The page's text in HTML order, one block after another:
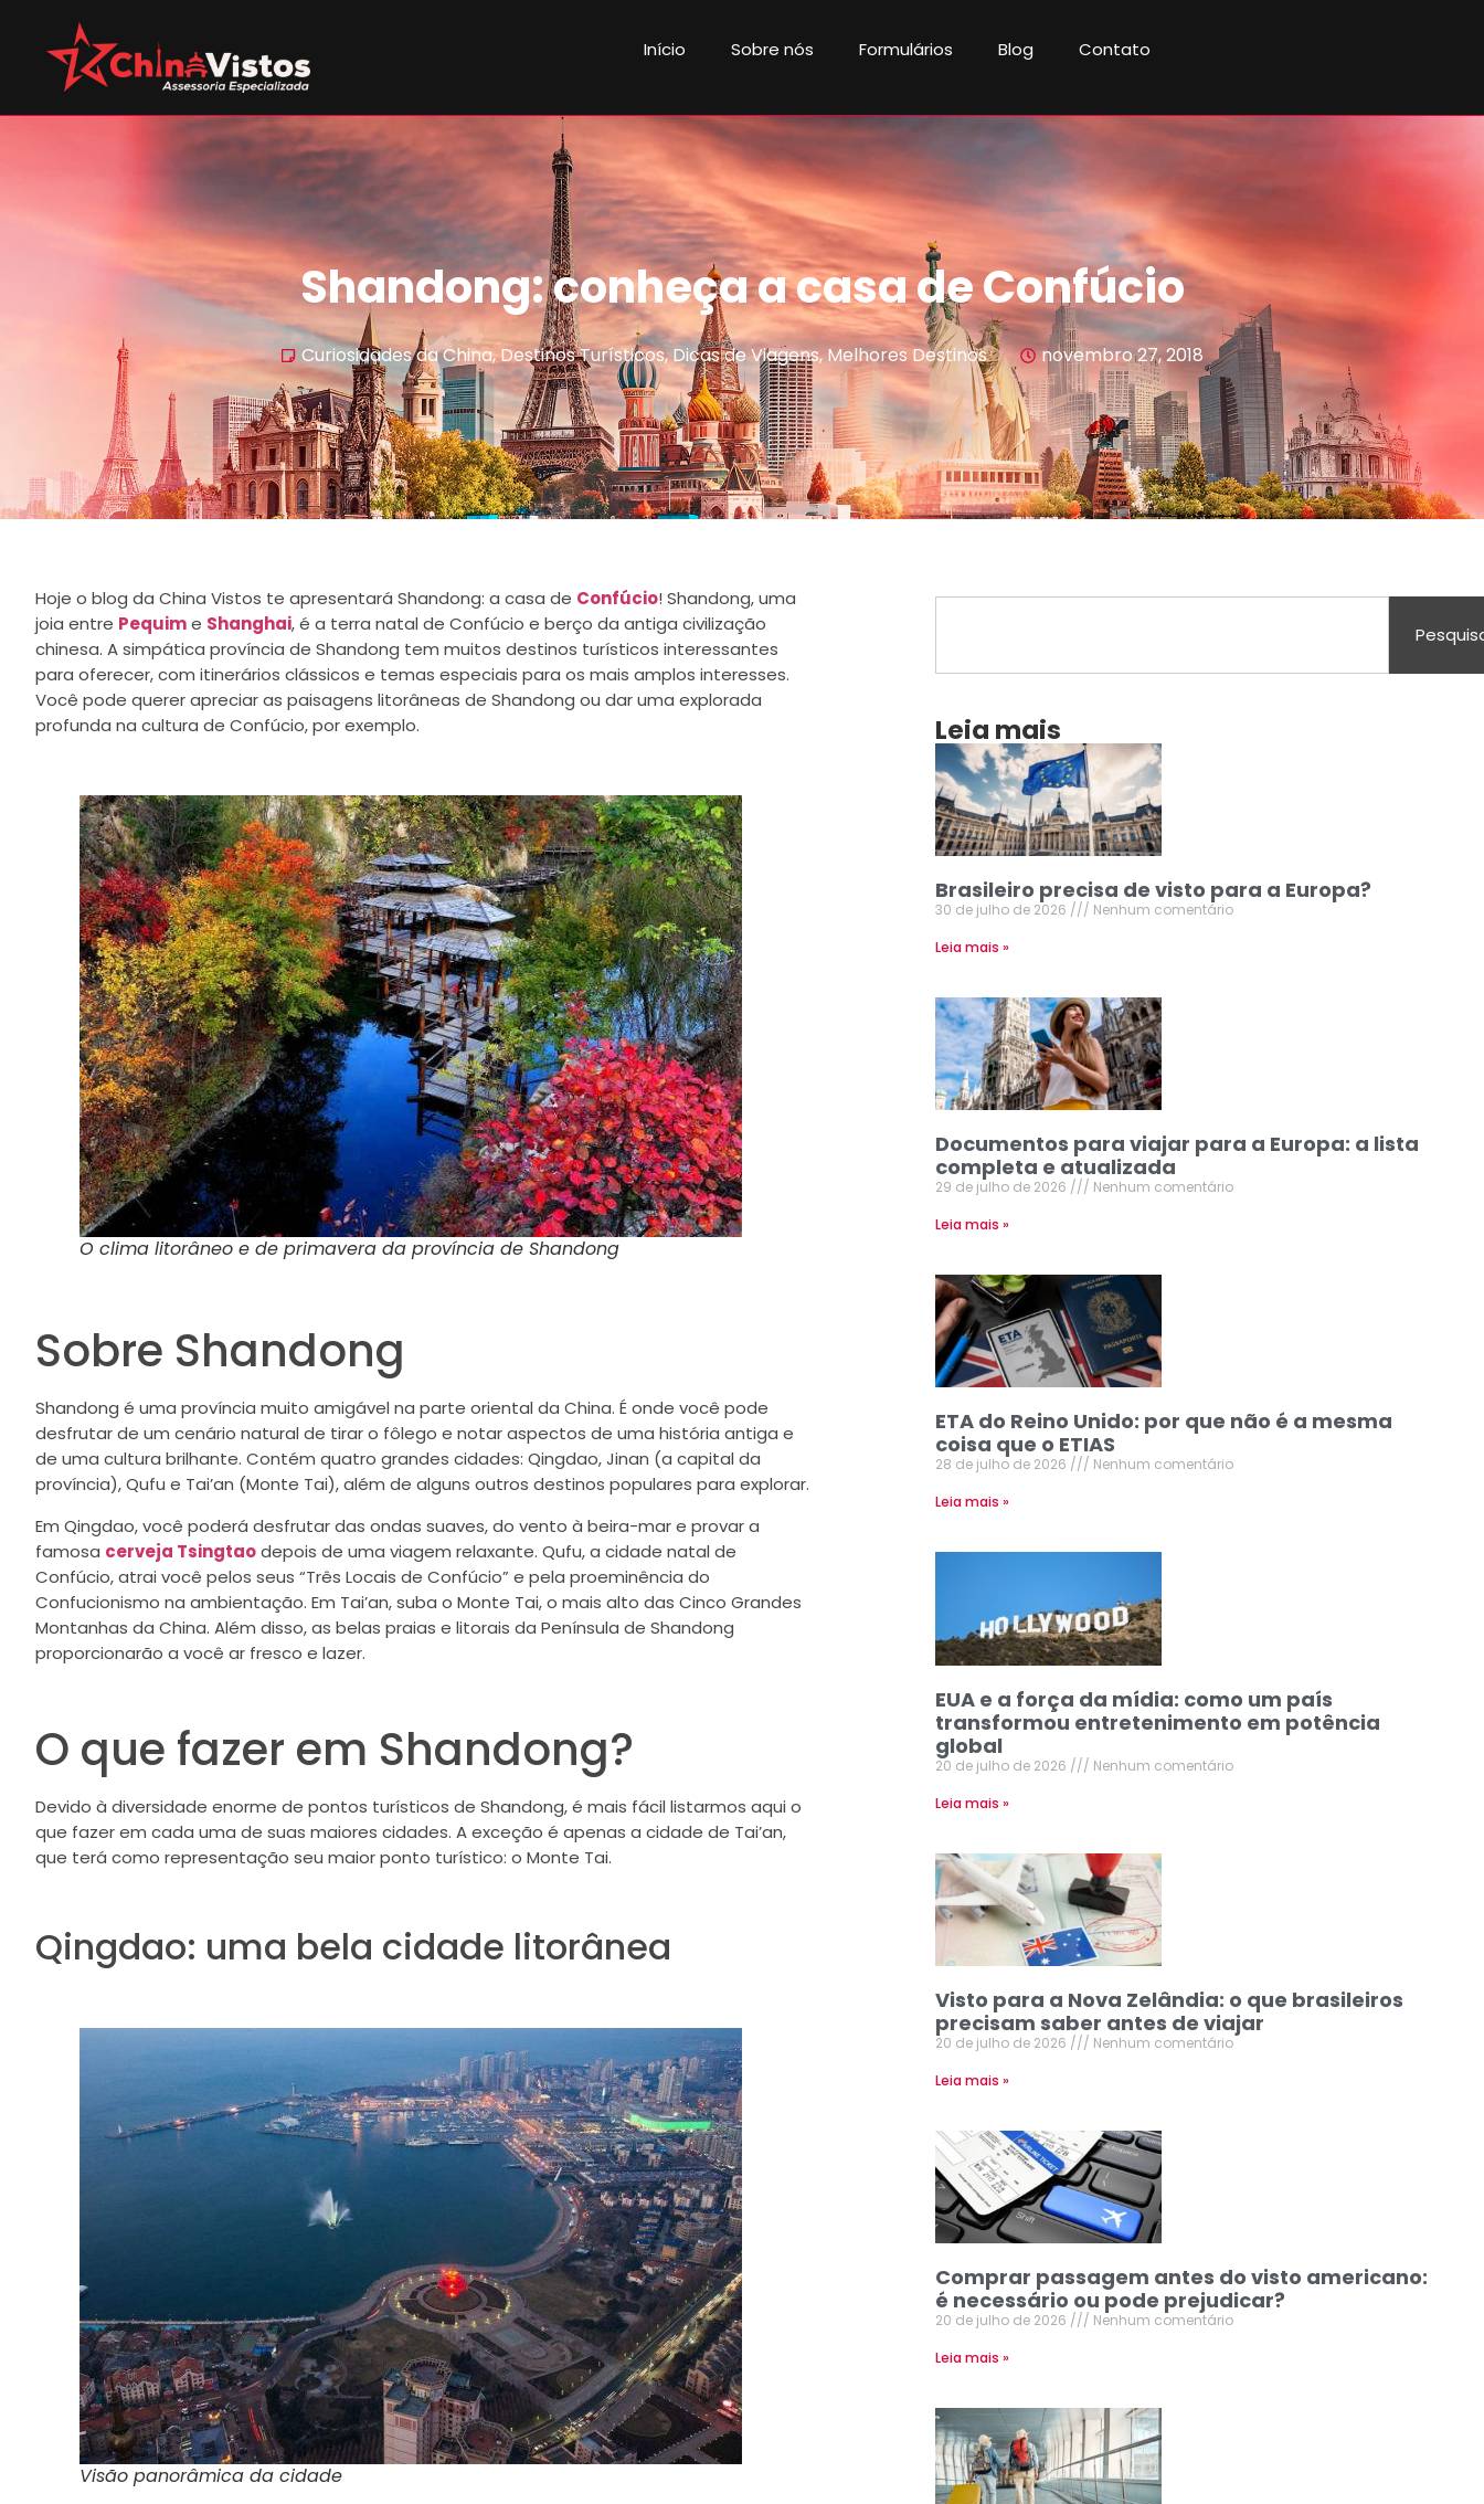
Início Sobre nós Formulários Blog Contato
Shandong: conheça a casa de Confúcio
Curiosidades da China,Destinos Turísticos,Dicas de Viagens,Melhores Destinos novembro 27, 2018
Leia mais
Brasileiro precisa de visto para a Europa?
30 de julho de 2026
Nenhum comentário
Leia mais »
Documentos para viajar para a Europa: a lista
completa e atualizada
29 de julho de 2026
Nenhum comentário
Leia mais »
ETA do Reino Unido: por que não é a mesma
coisa que o ETIAS
28 de julho de 2026
Nenhum comentário
Leia mais »
EUA e a força da mídia: como um país
transformou entretenimento em potência
global
20 de julho de 2026
Nenhum comentário
Leia mais »
Visto para a Nova Zelândia: o que brasileiros
precisam saber antes de viajar
20 de julho de 2026
Nenhum comentário
Leia mais »
Comprar passagem antes do visto americano:
é necessário ou pode prejudicar?
20 de julho de 2026
Nenhum comentário
Leia mais »
Hoje o blog da China Vistos te apresentará Shandong: a casa de Confúcio! Shandong, uma
joia entre Pequime Shanghai, é a terra natal de Confúcio e berço da antiga civilização
chinesa. A simpática província de Shandong tem muitos destinos turísticos interessantes
para oferecer, com itinerários clássicos e temas especiais para os mais amplos interesses.
Você pode querer apreciar as paisagens litorâneas de Shandong ou dar uma explorada
profunda na cultura de Confúcio, por exemplo.
O clima litorâneo e de primavera da província de Shandong
Sobre Shandong
Shandong é uma província muito amigável na parte oriental da China. É onde você pode
desfrutar de um cenário natural de tirar o fôlego e notar aspectos de uma história antiga e
de uma cultura brilhante. Contém quatro grandes cidades: Qingdao, Jinan (a capital da
província), Qufu e Tai’an (Monte Tai), além de alguns outros destinos populares para explorar.
Em Qingdao, você poderá desfrutar das ondas suaves, do vento à beira-mar e provar a
famosa cerveja Tsingtaodepois de uma viagem relaxante. Qufu, a cidade natal de
Confúcio, atrai você pelos seus “Três Locais de Confúcio” e pela proeminência do
Confucionismo na ambientação. Em Tai’an, suba o Monte Tai, o mais alto das Cinco Grandes
Montanhas da China. Além disso, as belas praias e litorais da Península de Shandong
proporcionarão a você ar fresco e lazer.
O que fazer em Shandong?
Devido à diversidade enorme de pontos turísticos de Shandong, é mais fácil listarmos aqui o
que fazer em cada uma de suas maiores cidades. A exceção é apenas a cidade de Tai’an,
que terá como representação seu maior ponto turístico: o Monte Tai.
Qingdao: uma bela cidade litorânea
Visão panorâmica da cidade